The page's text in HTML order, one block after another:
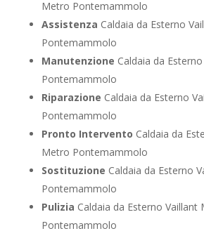
Metro Pontemammolo
Assistenza Caldaia da Esterno
Pontemammolo
Manutenzione Caldaia da
Pontemammolo
Riparazione Caldaia da Esterno
Pontemammolo
Pronto Intervento Caldaia da
Metro Pontemammolo
Sostituzione Caldaia da Esterno
Pontemammolo
Pulizia Caldaia da Esterno Vaillant
Pontemammolo